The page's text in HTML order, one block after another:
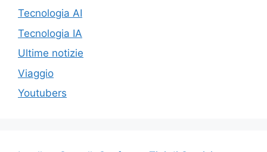
Tecnologia AI
Tecnologia IA
Ultime notizie
Viaggio
Youtubers